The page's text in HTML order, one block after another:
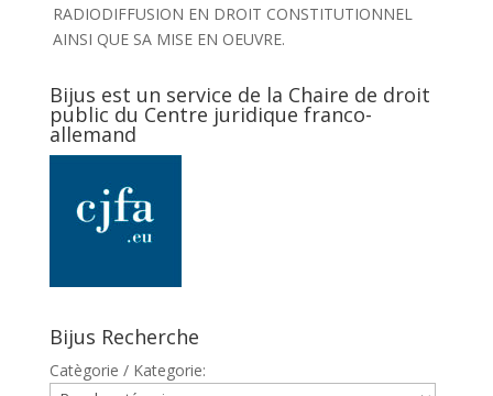
RADIODIFFUSION EN DROIT CONSTITUTIONNEL
AINSI QUE SA MISE EN OEUVRE.
Bijus est un service de la Chaire de droit
public du Centre juridique franco-
allemand
Bijus Recherche
Catègorie / Kategorie: